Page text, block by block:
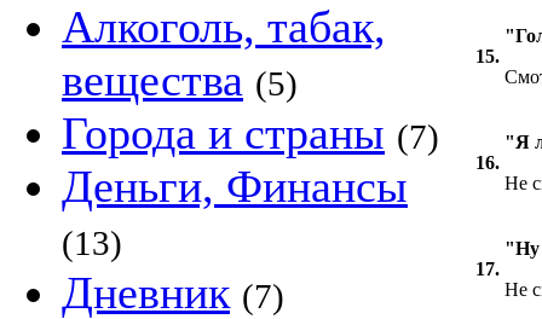
Алкоголь, табак,
вещества (5)
Города и страны (7)
Деньги, Финансы
(13)
Дневник (7)
15.
16.
"Я
Не
17.
"Ну
Не